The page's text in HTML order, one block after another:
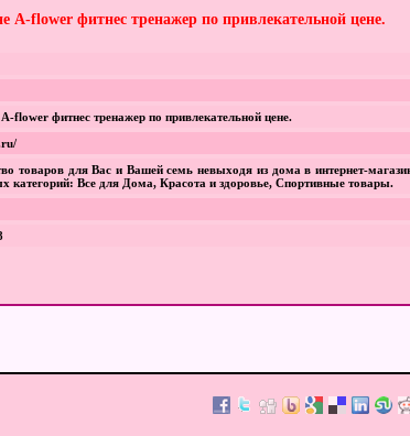
A-flower фитнес тренажер по привлекательной цене.
flower фитнес тренажер по привлекательной цене.
товаров для Вас и Вашей семь невыходя из дома в интернет-
категорий: Все для Дома, Красота и здоровье, Спортивные товары.